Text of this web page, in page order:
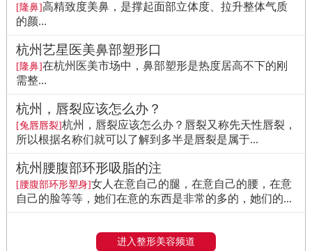
[隆鼻]高精致度美鼻，是撑起面部立体度、拉升整体气质
的颜...
杭州艺星医美鼻部塑形口
[隆鼻]在杭州医美市场中，鼻部塑形是热度居高不下的刚
需整...
杭州，唇裂应该怎么办？
[兔唇唇裂]杭州，唇裂应该怎么办？唇裂又称先天性唇裂，
所以根据名称们就可以了解到多半是唇裂是属于...
杭州腰腹部环形吸脂的注
[腰腹部环形塑身]女人在意自己的腿，在意自己的腰，在意
自己的脸等等，她们在意的东西是非常的多的，她们的...
进入整形美容频道